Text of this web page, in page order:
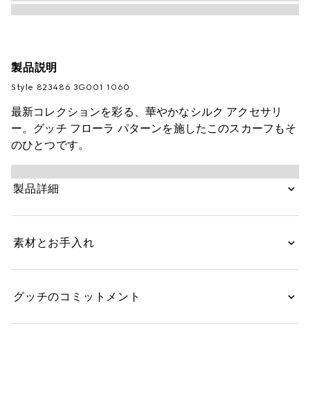
製品説明
Style ‎823486 3G001 1060
最新コレクションを彩る、華やかなシルク アクセサリ
ー。グッチ フローラ パターンを施したこのスカーフもそ
のひとつです。
製品詳細
素材とお手入れ
グッチのコミットメント